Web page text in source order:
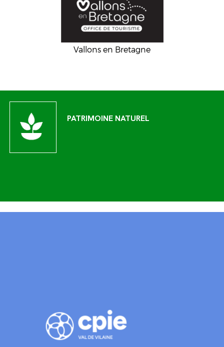
Vallons en Bretagne
PATRIMOINE NATUREL